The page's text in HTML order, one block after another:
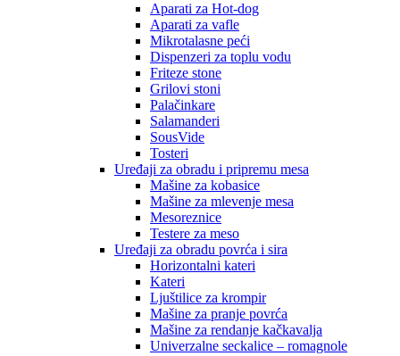
Aparati za Hot-dog
Aparati za vafle
Mikrotalasne peći
Dispenzeri za toplu vodu
Friteze stone
Grilovi stoni
Palačinkare
Salamanderi
SousVide
Tosteri
Uređaji za obradu i pripremu mesa
Mašine za kobasice
Mašine za mlevenje mesa
Mesoreznice
Testere za meso
Uređaji za obradu povrća i sira
Horizontalni kateri
Kateri
Ljuštilice za krompir
Mašine za pranje povrća
Mašine za rendanje kačkavalja
Univerzalne seckalice – romagnole